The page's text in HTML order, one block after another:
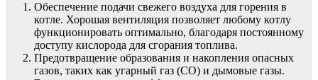
Обеспечение подачи свежего воздуха для горения в
котле. Хорошая вентиляция позволяет любому котлу
функционировать оптимально, благодаря постоянному
доступу кислорода для сгорания топлива.
Предотвращение образования и накопления опасных
газов, таких как угарный газ (CO) и дымовые газы.